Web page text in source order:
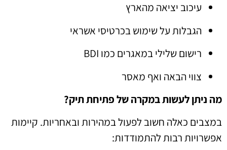
עיכוב יציאה מהארץ
הגבלות על שימוש בכרטיסי אשראי
רישום שלילי במאגרים כמו BDI
צווי הבאה ואף מאסר
מה ניתן לעשות במקרה של פתיחת תיק?
במצבים כאלה חשוב לפעול במהירות ובאחריות. קיימות
אפשרויות רבות להתמודדות: